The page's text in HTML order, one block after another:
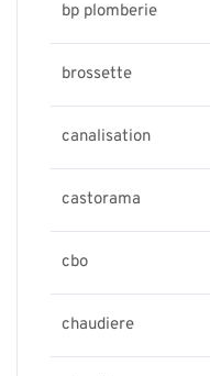
bp plomberie
brossette
canalisation
castorama
cbo
chaudiere